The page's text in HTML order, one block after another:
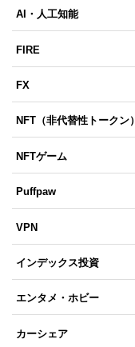
AI・人工知能
FIRE
FX
NFT（非代替性トークン）
NFTゲーム
Puffpaw
VPN
インデックス投資
エンタメ・ホビー
カーシェア